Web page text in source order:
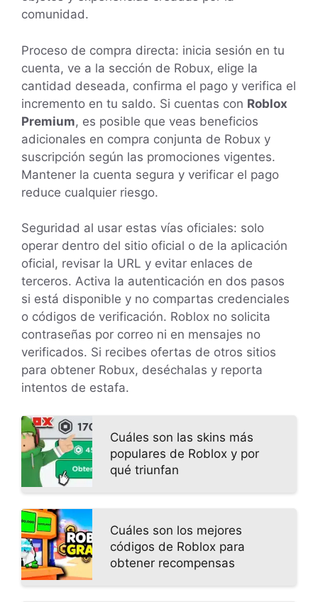
comunidad.
Proceso de compra directa: inicia sesión en tu
cuenta, ve a la sección de Robux, elige la
cantidad deseada, confirma el pago y verifica el
incremento en tu saldo. Si cuentas con Roblox
Premium, es posible que veas beneficios
adicionales en compra conjunta de Robux y
suscripción según las promociones vigentes.
Mantener la cuenta segura y verificar el pago
reduce cualquier riesgo.
Seguridad al usar estas vías oficiales: solo
operar dentro del sitio oficial o de la aplicación
oficial, revisar la URL y evitar enlaces de
terceros. Activa la autenticación en dos pasos
si está disponible y no compartas credenciales
o códigos de verificación. Roblox no solicita
contraseñas por correo ni en mensajes no
verificados. Si recibes ofertas de otros sitios
para obtener Robux, deséchalas y reporta
intentos de estafa.
Cuáles son las skins más
populares de Roblox y por
qué triunfan
Cuáles son los mejores
códigos de Roblox para
obtener recompensas